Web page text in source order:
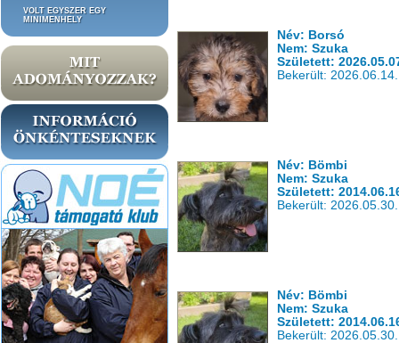
VOLT EGYSZER EGY
MINIMENHELY
Név: Borsó
Nem: Szuka
Született:
Bekerült: 2026.06.14.
Név: Bömbi
Nem: Szuka
Született:
Bekerült: 2026.05.30.
Név: Bömbi
Nem: Szuka
Született:
Bekerült: 2026.05.30.